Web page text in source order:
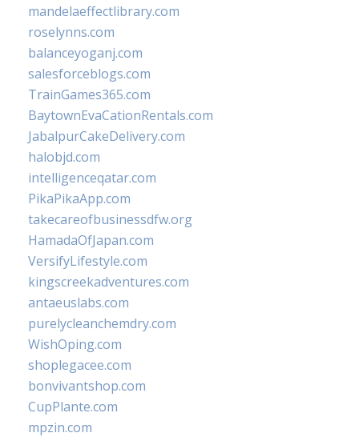
mandelaeffectlibrary.com
roselynns.com
balanceyoganj.com
salesforceblogs.com
TrainGames365.com
BaytownEvaCationRentals.com
JabalpurCakeDelivery.com
halobjd.com
intelligenceqatar.com
PikaPikaApp.com
takecareofbusinessdfw.org
HamadaOfJapan.com
VersifyLifestyle.com
kingscreekadventures.com
antaeuslabs.com
purelycleanchemdry.com
WishOping.com
shoplegacee.com
bonvivantshop.com
CupPlante.com
mpzin.com